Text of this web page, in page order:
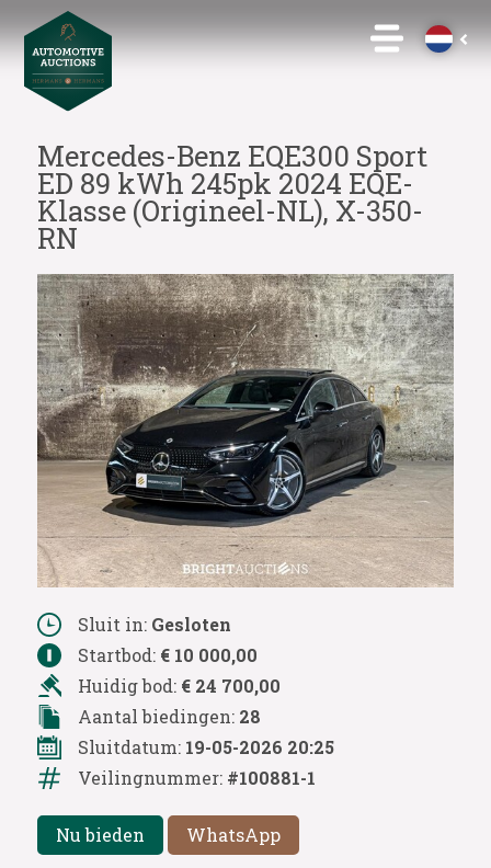
Mercedes-Benz EQE300 Sport
ED 89 kWh 245pk 2024 EQE-
Klasse (Origineel-NL), X-350-
RN
Sluit in: Gesloten
Startbod: € 10 000,00
Huidig bod: € 24 700,00
Aantal biedingen: 28
Sluitdatum: 19-05-2026 20:25
Veilingnummer: #100881-1
Nu bieden WhatsApp